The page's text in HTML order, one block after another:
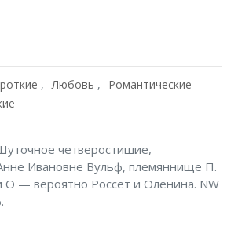
Любовь
Романтические
четверостишие,
Ивановне Вульф, племяннище П.
O — вероятно Россет и Оленина. NW